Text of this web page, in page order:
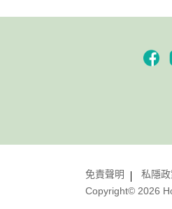
Copyright© 2026
免責聲明 私隱